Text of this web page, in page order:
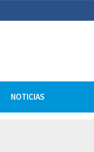
NOTICIAS